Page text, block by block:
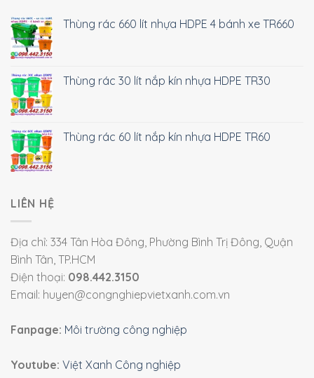
Thùng rác 660 lít nhựa HDPE 4 bánh xe TR660
Thùng rác 30 lít nắp kín nhựa HDPE TR30
Thùng rác 60 lít nắp kín nhựa HDPE TR60
LIÊN HỆ
Địa chỉ: 334 Tân Hòa Đông, Phường Bình Trị Đông, Quận
Bình Tân, TP.HCM
Điện thoại: 098.442.3150
Email: huyen@congnghiepvietxanh.com.vn
Fanpage: Môi trường công nghiệp
Youtube: Việt Xanh Công nghiệp